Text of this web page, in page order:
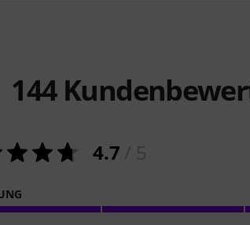
144
4.7